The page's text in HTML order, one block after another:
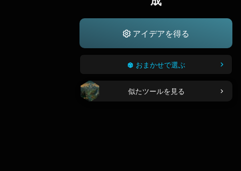
アイデアを得る
おまかせで選ぶ
似たツールを見る